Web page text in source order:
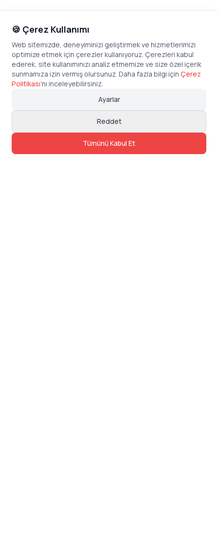
🍪 Çerez Kullanımı
Web sitemizde, deneyiminizi geliştirmek ve hizmetlerimizi
optimize etmek için çerezler kullanıyoruz. Çerezleri kabul
ederek, site kullanımınızı analiz etmemize ve size özel içerik
sunmamıza izin vermiş olursunuz. Daha fazla bilgi için Çerez
Politikası’nı inceleyebilirsiniz.
Ayarlar
Reddet
Tümünü Kabul Et